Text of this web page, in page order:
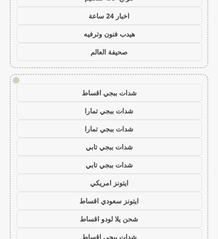
اخبار 24 ساعة
هيدب فنون وترفيه
صحيفة العالم
!
شدات ببجي اقساط
شدات ببجي تمارا
شدات ببجي تمارا
شدات ببجي تابي
شدات ببجي تابي
ايتونز امريكي
ايتونز سعودي اقساط
شحن يلا لودو اقساط
شدات ببجي اقساط